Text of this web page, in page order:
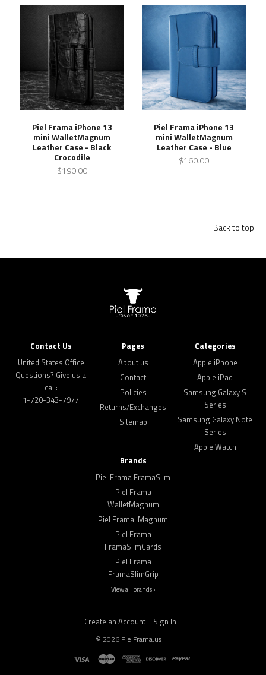
Piel Frama iPhone 13
mini WalletMagnum
Leather Case - Black
Crocodile
$190.00
Piel Frama iPhone 13
mini WalletMagnum
Leather Case - Blue
$160.00
Back to top
Contact Us
United States Office
Questions? Give us a
call:
1-720-343-7977
Pages
About us
Contact
Policies
Returns/Exchanges
Sitemap
Categories
Apple iPhone
Apple iPad
Samsung Galaxy S
Series
Samsung Galaxy Note
Series
Apple Watch
Brands
Piel Frama FramaSlim
Piel Frama
WalletMagnum
Piel Frama iMagnum
Piel Frama
FramaSlimCards
Piel Frama
FramaSlimGrip
View all brands ›
Create an Account Sign In
© 2026 PielFrama.us